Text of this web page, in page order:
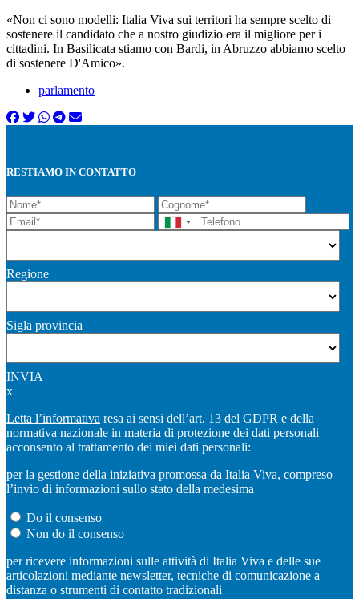
«Non ci sono modelli: Italia Viva sui territori ha sempre scelto di
sostenere il candidato che a nostro giudizio era il migliore per i
cittadini. In Basilicata stiamo con Bardi, in Abruzzo abbiamo scelto
di sostenere D'Amico».
parlamento
RESTIAMO IN CONTATTO
Regione
Sigla provincia
INVIA
x
Letta l’informativa resa ai sensi dell’art. 13 del GDPR e della
normativa nazionale in materia di protezione dei dati personali
acconsento al trattamento dei miei dati personali:
per la gestione della iniziativa promossa da Italia Viva, compreso
l’invio di informazioni sullo stato della medesima
Do il consenso
Non do il consenso
per ricevere informazioni sulle attività di Italia Viva e delle sue
articolazioni mediante newsletter, tecniche di comunicazione a
distanza o strumenti di contatto tradizionali